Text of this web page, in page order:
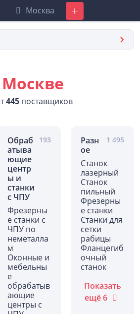
Москва Добавить
445 поставщиков
Обраб
атыва
ющие
центр
ы и
станки
с ЧПУ
193
Фрезерны
е станки с
ЧПУ по
неметалла
м
Оконные и
мебельны
е
обрабатыв
ающие
центры с
Разн
ое
1 495
Станок
лазерный
Станок
пильный
Фрезерны
е станки
Станки для
сетки
рабицы
Фланцегиб
очный
станок
Показать
ещё6